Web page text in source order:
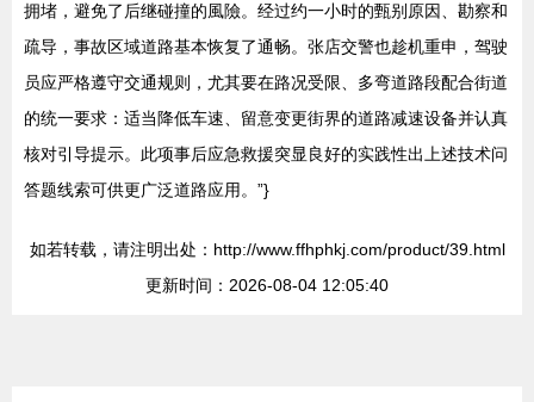
拥堵，避免了后继碰撞的風險。经过约一小时的甄别原因、勘察和
疏导，事故区域道路基本恢复了通畅。张店交警也趁机重申，驾驶
员应严格遵守交通规则，尤其要在路况受限、多弯道路段配合街道
的统一要求：适当降低车速、留意变更街界的道路减速设备并认真
核对引导提示。此项事后应急救援突显良好的实践性出上述技术问
答题线索可供更广泛道路应用。”}
如若转载，请注明出处：http://www.ffhphkj.com/product/39.html
更新时间：2026-08-04 12:05:40